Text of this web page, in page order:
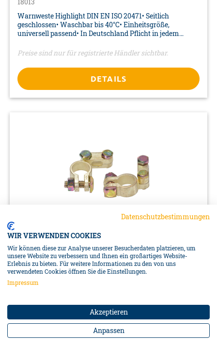
Warnweste Highlight DIN EN ISO 20471• Seitlich
geschlossen• Waschbar bis 40°C• Einheitsgröße,
universell passend• In Deutschland Pflicht in jedem
orange• Material 100% Polyester• Größe: XL• Verpackung:
Preise sind nur für registrierte Händler sichtbar.
DETAILS
Batteriepolklemmen-Set
50327
Batteriepolklemmen-Set• Plus- und Minusklemme•
Massive Ausführung• Zum Anschluss an die Batterie-
Material: Zinklegierung• Plusklemme: Ø 18 mm•
DETAILS
Datenschutzbestimmungen
WIR VERWENDEN COOKIES
Wir können diese zur Analyse unserer Besucherdaten platzieren, um
unsere Website zu verbessern und Ihnen ein großartiges Website-
Erlebnis zu bieten. Für weitere Informationen zu den von uns
verwendeten Cookies öffnen Sie die Einstellungen.
Impressum
Akzeptieren
Anpassen